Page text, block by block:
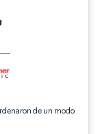
de un modo